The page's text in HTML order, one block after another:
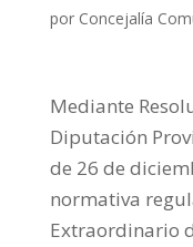
por Concejalía
Mediante
Diputación
de 26 de
normativa
Extraordinario